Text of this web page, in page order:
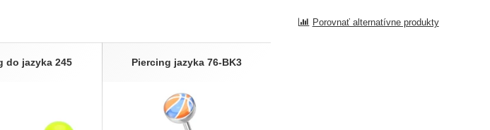
Porovnať alternatívne produkty
do jazyka 245 Piercing jazyka 76-BK3